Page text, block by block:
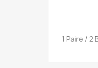
1 Paire / 2